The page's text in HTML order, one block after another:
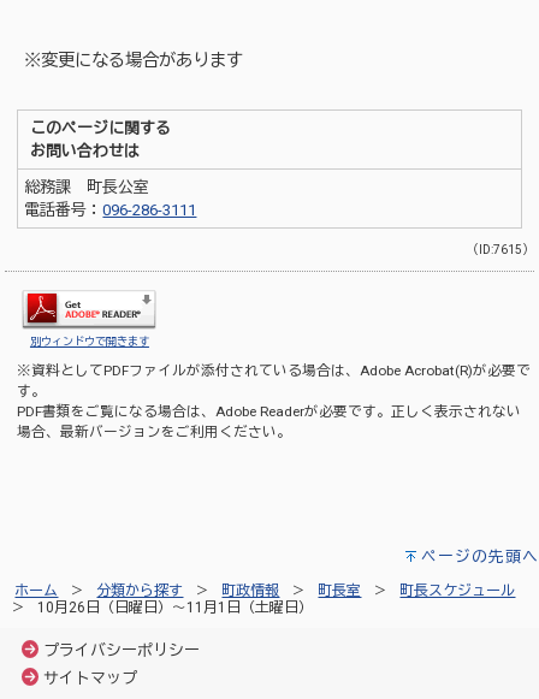
※変更になる場合があります
このページに関する
お問い合わせは
総務課 町長公室
電話番号：096-286-3111
（ID:7615）
別ウィンドウで開きます
※資料としてPDFファイルが添付されている場合は、Adobe Acrobat(R)が必要で
す。
PDF書類をご覧になる場合は、Adobe Readerが必要です。正しく表示されない
場合、最新バージョンをご利用ください。
ページの先頭へ
ホーム 分類から探す 町政情報 町長室
町長スケジュール
10月26日（日曜日）～11月1日（土曜日）
プライバシーポリシー
サイトマップ